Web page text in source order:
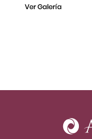
Ver Galería